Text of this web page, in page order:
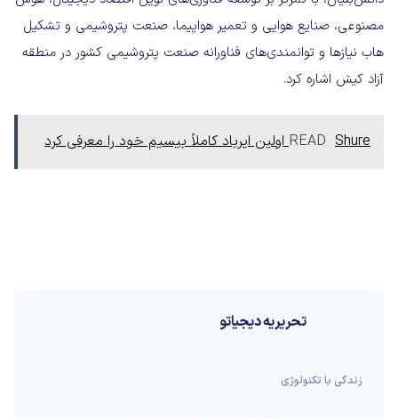
مصنوعی، صنایع هوایی و تعمیر هواپیما، صنعت پتروشیمی و تشکیل
هاب نیازها و توانمندی‌های فناورانه صنعت پتروشیمی کشور در منطقه
آزاد کیش اشاره کرد.
READ Shure اولین ایرباد کاملاً بیسیم خود را معرفی کرد
تحریریه دیجیاتو
زندگی با تکنولوژی